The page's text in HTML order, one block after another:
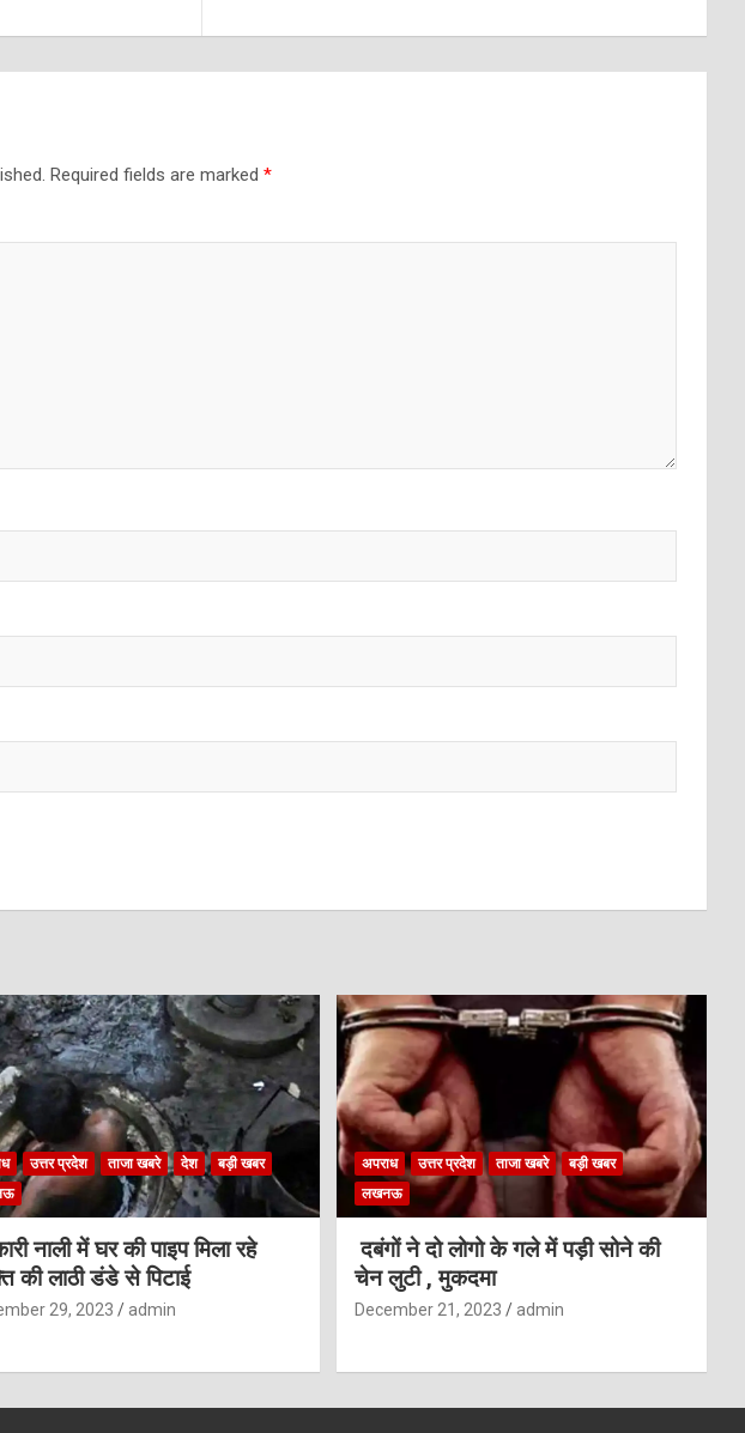
Required fields are marked *
उत्तर प्रदेश ताजा खबरे देश
बड़ी खबर
नाली में घर की पाइप मिला रहे
की लाठी डंडे से पिटाई
29, 2023 admin
अपराध उत्तर प्रदेश ताजा खबरे
बड़ी खबर
लखनऊ
दबंगों ने दो लोगो के गले में पड़ी सोने की
चेन लुटी , मुकदमा
December 21, 2023 admin